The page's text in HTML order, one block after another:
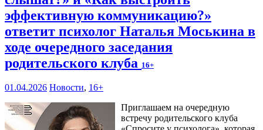
эффективную коммуникацию?»
ответит психолог Наталья Моськина в
ходе очередного заседания
родительского клуба 16+
01.04.2026 Новости, 16+
Приглашаем на очередную
встречу родительского клуба